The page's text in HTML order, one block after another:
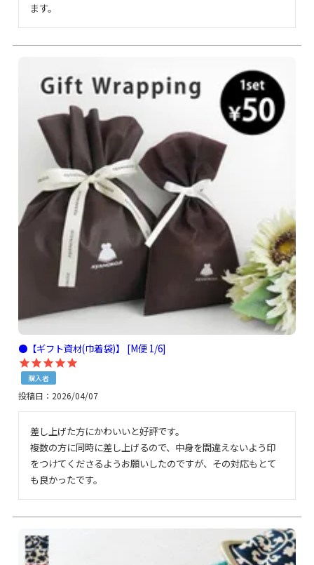
ます。
●【ギフト資材(巾着袋)】 [M便 1/6]
購入者
投稿日 2026/04/07
差し上げた方にかわいいと好評です。
複数の方に同時に差し上げるので、中身を間違えないよう印
をつけてくださるようお願いしたのですが、その対応もとて
も良かったです。